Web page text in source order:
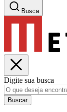
Busca
Digite sua busca
Buscar